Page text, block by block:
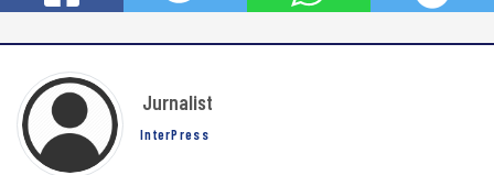
Jurnalist
InterPress